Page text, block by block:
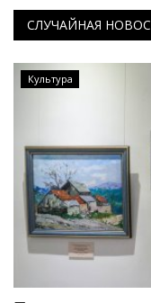
СЛУЧАЙНАЯ
Культура